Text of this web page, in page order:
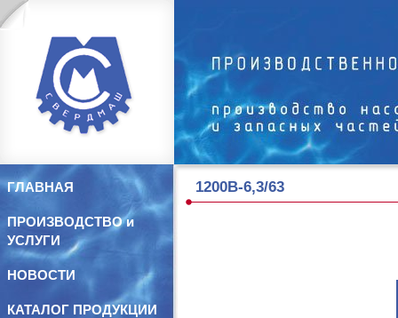
ГЛАВНАЯ
ПРОИЗВОДСТВО и
УСЛУГИ
НОВОСТИ
КАТАЛОГ ПРОДУКЦИИ
1200В-6,3/63